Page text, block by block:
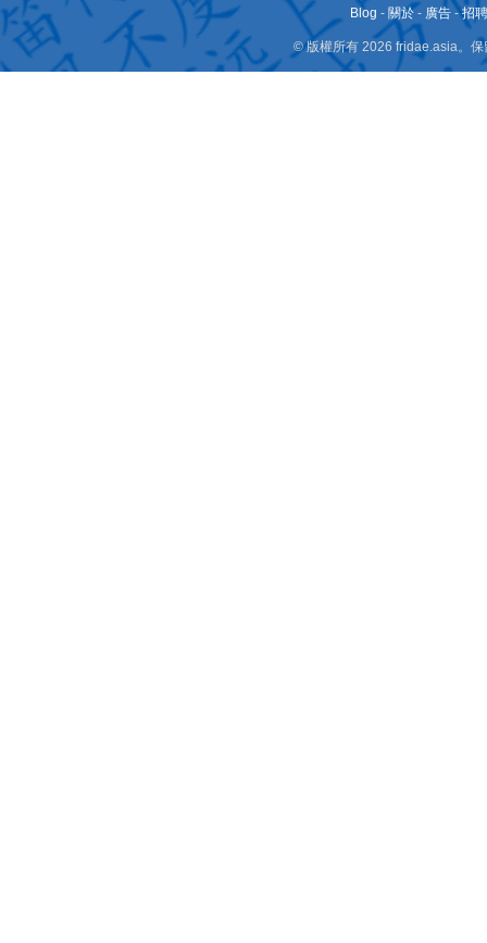
Blog - 關於 - 廣告 -招
© 版權所有 2026 fridae.asia。